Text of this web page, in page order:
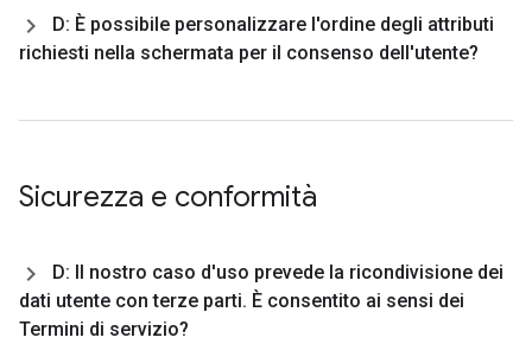
D: È possibile personalizzare l'ordine degli attributi
richiesti nella schermata per il consenso dell'utente?
Sicurezza e conformità
D: Il nostro caso d'uso prevede la ricondivisione dei
dati utente con terze parti. È consentito ai sensi dei
Termini di servizio?